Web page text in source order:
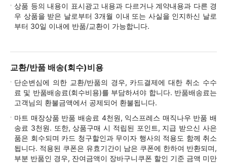
상품 등의 내용이 표시광고 내용과 다르거나 계약내용과 다른 경
우 상품을 받은 날로부터 3개월 이내 또는 사실을 인지하신 날로
부터 30일 이내에 반품/교환이 가능합니다.
교환/반품 배송(회수)비용
단순변심에 의한 교환/반품의 경우, 카드결제에 대한 취소 수수
료 및 반품배송료(회수비용)를 부담하셔야 합니다. 반품배송료는
고객님의 환불금액에서 공제되어 환불됩니다.
마트 매장상품 반품 배송료 4천원, 익스프레스 매직나우 반품 배
송료 3천원. 또한, 상품구매 시 적립된 포인트, 지급 받으신 사은
품은 회수되며 카드 청구할인과 무이자 행사의 적용도 함께 취소
됩니다. 적용된 쿠폰은 유효기간이 남은 쿠폰에 한하여 반환되며,
부분 반품인 경우, 잔여금액이 장바구니쿠폰 할인 기준 금액 미만